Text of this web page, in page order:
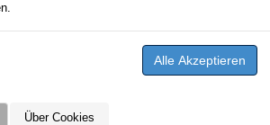
Über Cookies
AUS DER REGION